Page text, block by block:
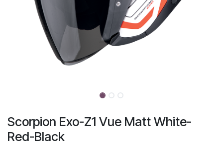
Scorpion Exo-Z1 Vue Matt White-
Red-Black